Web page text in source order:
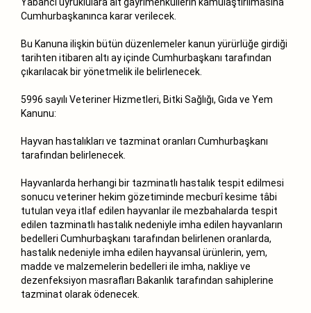
Cumhurbaşkanınca karar verilecek.
Bu Kanuna ilişkin bütün düzenlemeler kanun yürürlüğe girdiği
tarihten itibaren altı ay içinde Cumhurbaşkanı tarafından
çıkarılacak bir yönetmelik ile belirlenecek.
5996 sayılı Veteriner Hizmetleri, Bitki Sağlığı, Gıda ve Yem
Kanunu:
Hayvan hastalıkları ve tazminat oranları Cumhurbaşkanı
tarafından belirlenecek.
Hayvanlarda herhangi bir tazminatlı hastalık tespit edilmesi
sonucu veteriner hekim gözetiminde mecburî kesime tâbi
tutulan veya itlaf edilen hayvanlar ile mezbahalarda tespit
edilen tazminatlı hastalık nedeniyle imha edilen hayvanların
bedelleri Cumhurbaşkanı tarafından belirlenen oranlarda,
hastalık nedeniyle imha edilen hayvansal ürünlerin, yem,
madde ve malzemelerin bedelleri ile imha, nakliye ve
dezenfeksiyon masrafları Bakanlık tarafından sahiplerine
tazminat olarak ödenecek.